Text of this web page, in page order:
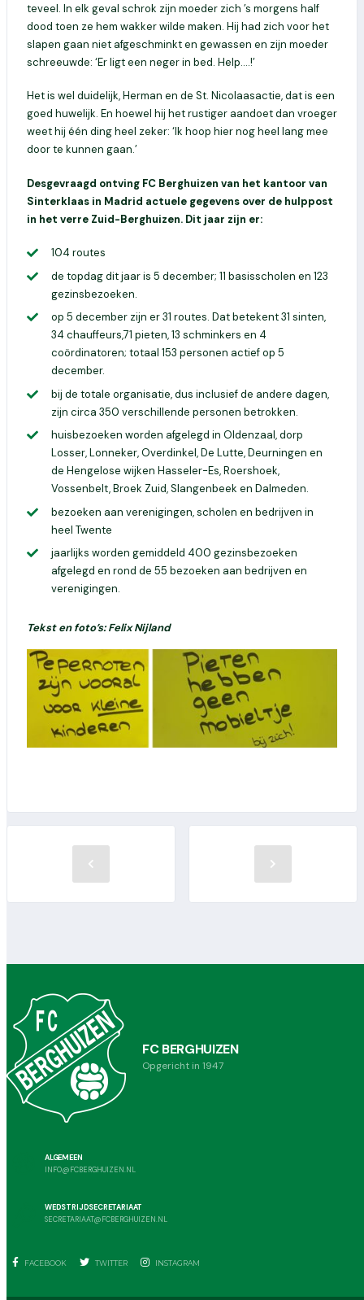
teveel. In elk geval schrok zijn moeder zich ’s morgens half
dood toen ze hem wakker wilde maken. Hij had zich voor het
slapen gaan niet afgeschminkt en gewassen en zijn moeder
schreeuwde: ‘Er ligt een neger in bed. Help….!’
Het is wel duidelijk, Herman en de St. Nicolaasactie, dat is een
goed huwelijk. En hoewel hij het rustiger aandoet dan vroeger
weet hij één ding heel zeker: ‘Ik hoop hier nog heel lang mee
door te kunnen gaan.’
Desgevraagd ontving FC Berghuizen van het kantoor van
Sinterklaas in Madrid actuele gegevens over de hulppost
in het verre Zuid-Berghuizen. Dit jaar zijn er:
104 routes
de topdag dit jaar is 5 december; 11 basisscholen en 123
gezinsbezoeken.
op 5 december zijn er 31 routes. Dat betekent 31 sinten,
34 chauffeurs,71 pieten, 13 schminkers en 4
coördinatoren; totaal 153 personen actief op 5
december.
bij de totale organisatie, dus inclusief de andere dagen,
zijn circa 350 verschillende personen betrokken.
huisbezoeken worden afgelegd in Oldenzaal, dorp
Losser, Lonneker, Overdinkel, De Lutte, Deurningen en
de Hengelose wijken Hasseler-Es, Roershoek,
Vossenbelt, Broek Zuid, Slangenbeek en Dalmeden.
bezoeken aan verenigingen, scholen en bedrijven in
heel Twente
jaarlijks worden gemiddeld 400 gezinsbezoeken
afgelegd en rond de 55 bezoeken aan bedrijven en
verenigingen.
Tekst en foto’s: Felix Nijland
FC BERGHUIZEN
Opgericht in 1947
ALGEMEEN
INFO@FCBERGHUIZEN.NL
WEDSTRIJDSECRETARIAAT
SECRETARIAAT@FCBERGHUIZEN.NL
FACEBOOK TWITTER INSTAGRAM